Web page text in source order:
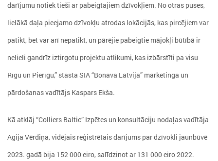
darījumu notiek tieši ar pabeigtajiem dzīvokļiem. No otras puses,
lielākā daļa pieejamo dzīvokļu atrodas lokācijās, kas pircējiem var
patikt, bet var arī nepatikt, un pārējie pabeigtie mājokļi būtībā ir
nelieli gandrīz iztirgotu projektu atlikumi, kas izbārstīti pa visu
Rīgu un Pierīgu,” stāsta SIA “Bonava Latvija” mārketinga un
pārdošanas vadītājs Kaspars Ekša.
Kā atklāj “Colliers Baltic” Izpētes un konsultāciju nodaļas vadītāja
Agija Vērdiņa, vidējais reģistrētais darījums par dzīvokli jaunbūvē
2023. gadā bija 152 000 eiro, salīdzinot ar 131 000 eiro 2022.